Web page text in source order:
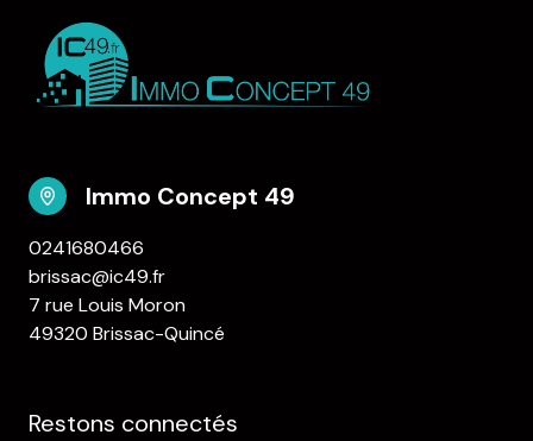
Immo Concept 49
0241680466
brissac@ic49.fr
7 rue Louis Moron
49320 Brissac-Quincé
Restons connectés